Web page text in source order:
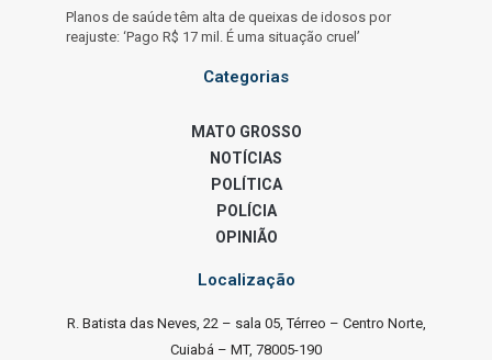
Planos de saúde têm alta de queixas de idosos por
reajuste: ‘Pago R$ 17 mil. É uma situação cruel’
Categorias
MATO GROSSO
NOTÍCIAS
POLÍTICA
POLÍCIA
OPINIÃO
Localização
R. Batista das Neves, 22 – sala 05, Térreo – Centro Norte,
Cuiabá – MT, 78005-190